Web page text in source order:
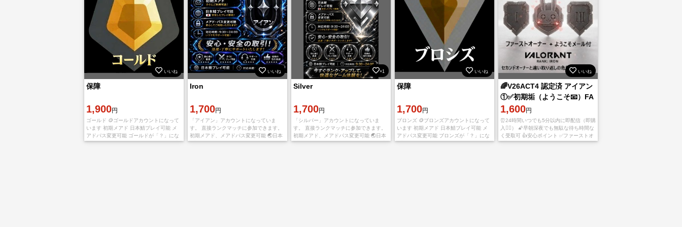
いいね
保障
1,900円
ゴールド 🪙ゴールドアカウントになって
います 初期メアド 日本鯖プレイ可能 メ
アドパス変更可能 ゴールドが「？」にな
っている場合がありますが最終ランクは
いいね
Iron
1,700円
「アイアン」アカウントになっていま
す。 直接ランクマッチに参加できます。
初期メアド、メアドパス変更可能 🌏日本
鯖プレイ可能 安全な引き継ぎ ご購入後、
×1
Silver
1,700円
「シルバー」アカウントになっていま
す。 直接ランクマッチに参加できます。
初期メアド、メアドパス変更可能 🌏日本
鯖プレイ可能 安全な引き継ぎ ご購入後、
いいね
保障
1,700円
ブロンズ 🪙ブロンズアカウントになって
います 初期メアド 日本鯖プレイ可能 メ
アドパス変更可能 ブロンズが「？」にな
っている場合がありますが最終ランクは
いいね
🌈V26ACT4 認定済 アイアン
①✅️初期垢（ようこそ📧）FA
トークン付
1,600円
⏰️24時間いつでも5分以内に即配信（即購
入🙆‍♀️） 🌠早朝深夜でも無駄な待ち時間な
く受取可 👍️安心ポイント ✅️ファーストオ
ーナー（ようこそメール付） ✅️セカンド